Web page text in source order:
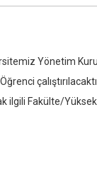
Yönetim
ilgili Fakülte/